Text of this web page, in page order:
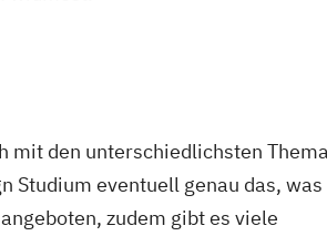
mit den unterschiedlichsten
Studium eventuell genau das,
zudem gibt es viele